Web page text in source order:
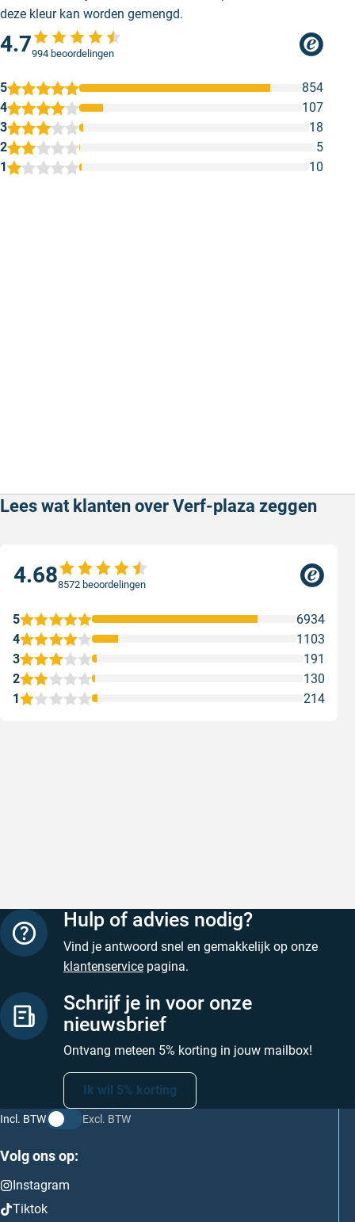
uitstraling in combinatie met Briljantblauw, ideaal voor
een rustgevende omgeving.
deze kleur kan worden gemengd.
4.7994 beoordelingen
1 10
2 5
3 18
4 107
5 854
Lees wat klanten over Verf-plaza zeggen
4.688572 beoordelingen
1 214
2 130
3 191
4 1103
5 6934
Hulp of advies nodig?
Vind je antwoord snel en gemakkelijk op onze
klantenservice pagina.
Schrijf je in voor onze
nieuwsbrief
Ontvang meteen 5% korting in jouw mailbox!
Ik wil 5% korting
Incl. BTW Excl. BTW
Volg ons op:
Instagram
Tiktok